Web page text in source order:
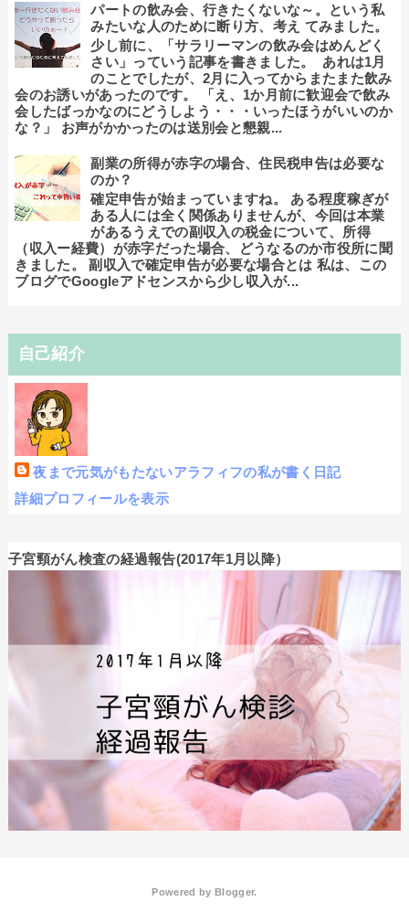
パートの飲み会、行きたくないな～。という私
みたいな人のために断り方、考え てみました。
少し前に、「サラリーマンの飲み会はめんどく
さい」っていう記事を書きました。 あれは1月
のことでしたが、2月に入ってからまたまた飲み
会のお誘いがあったのです。 「え、1か月前に歓迎会で飲み
会したばっかなのにどうしよう・・・いったほうがいいのか
な？」 お声がかかったのは送別会と懇親...
副業の所得が赤字の場合、住民税申告は必要な
のか？
確定申告が始まっていますね。 ある程度稼ぎが
ある人には全く関係ありませんが、今回は本業
があるうえでの副収入の税金について、所得
（収入ー経費）が赤字だった場合、どうなるのか市役所に聞
きました。 副収入で確定申告が必要な場合とは 私は、この
ブログでGoogleアドセンスから少し収入が...
自己紹介
夜まで元気がもたないアラフィフの私が書く日記
詳細プロフィールを表示
子宮頸がん検査の経過報告(2017年1月以降）
Powered by Blogger.